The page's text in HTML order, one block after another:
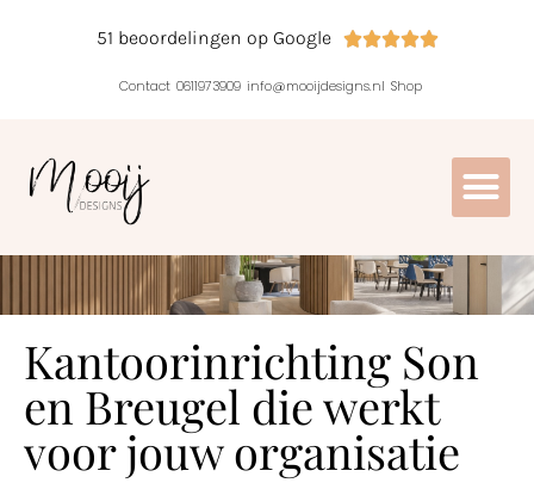
51 beoordelingen op Google 
Contact 0611973909 info@mooijdesigns.nl Shop
Kantoorinrichting Son
en Breugel die werkt
voor jouw organisatie